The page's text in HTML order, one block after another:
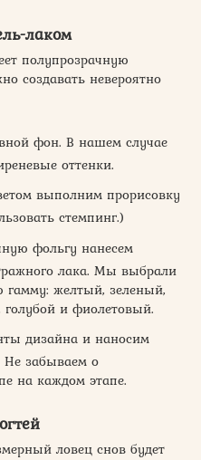
лаком
полупрозрачную
создавать невероятно
фон. В нашем случае
оттенки.
выполним прорисовку
стемпинг.)
фольгу нанесем
лака. Мы выбрали
желтый, зеленый,
и фиолетовый.
дизайна и наносим
забываем о
на каждом этапе.
ловец снов будет